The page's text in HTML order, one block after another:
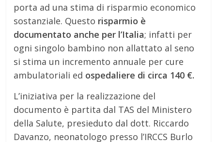
porta ad una stima di risparmio economico
sostanziale. Questo risparmio è
documentato anche per l’Italia; infatti per
ogni singolo bambino non allattato al seno
si stima un incremento annuale per cure
ambulatoriali ed ospedaliere di circa 140 €.
L’iniziativa per la realizzazione del
documento è partita dal TAS del Ministero
della Salute, presieduto dal dott. Riccardo
Davanzo, neonatologo presso l’IRCCS Burlo